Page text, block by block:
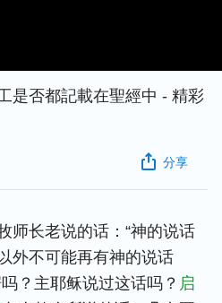
是否都記載在聖經中 - 精彩
分享
师长老说的话：“神的说话
外不可能再有神的说话
？主耶稣说过这话吗？ 启